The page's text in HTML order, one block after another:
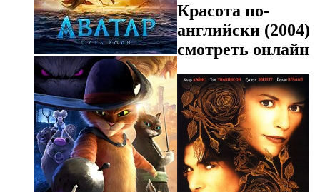
Красота по-
английски (2004)
смотреть онлайн